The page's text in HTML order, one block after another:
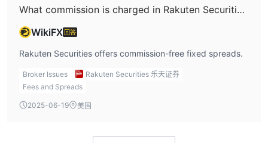
全球市场上以具有竞争力的点差进行交易。因此，主要货币对的平均
价差，例如欧元/美元为 0.5 点
请注意，盈透证券的佣金结构基于分层系统，其中每 1,000 笔交易
的佣金随着交易量的增加而减少。以上佣金率适用于每月名义交易额
低于 300,000,000 美元的客户。此外，经纪人可能对其他货币对和
交易工具有不同的点差和佣金。
What commission is charged in Rakuten Securities?
WikiFX 回答
Rakuten Securities offers commission-free fixed spreads.
Broker Issues
Rakuten Securities 乐天证券
Fees and Spreads
2025-06-19 美国